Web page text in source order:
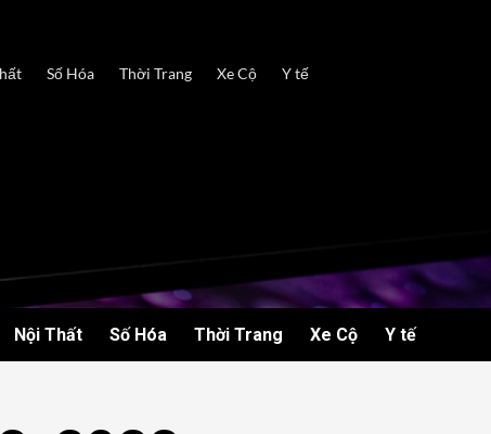
Số Hóa Thời Trang Xe Cộ Y tế
Nội Thất Số Hóa Thời Trang Xe Cộ Y tế